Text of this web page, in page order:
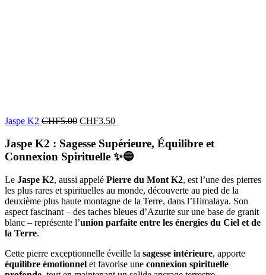
Jaspe K2 CHF5.00 CHF3.50
Jaspe K2 : Sagesse Supérieure, Équilibre et
Connexion Spirituelle ✨🔵
Le Jaspe K2, aussi appelé Pierre du Mont K2, est l’une des pierres
les plus rares et spirituelles au monde, découverte au pied de la
deuxième plus haute montagne de la Terre, dans l’Himalaya. Son
aspect fascinant – des taches bleues d’Azurite sur une base de granit
blanc – représente l’union parfaite entre les énergies du Ciel et de
la Terre.
Cette pierre exceptionnelle éveille la sagesse intérieure, apporte
équilibre émotionnel et favorise une connexion spirituelle